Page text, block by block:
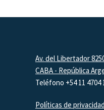
FooterAv. del Libertador
CABA - República
Teléfono +54 11 4704
Políticas de privacidad